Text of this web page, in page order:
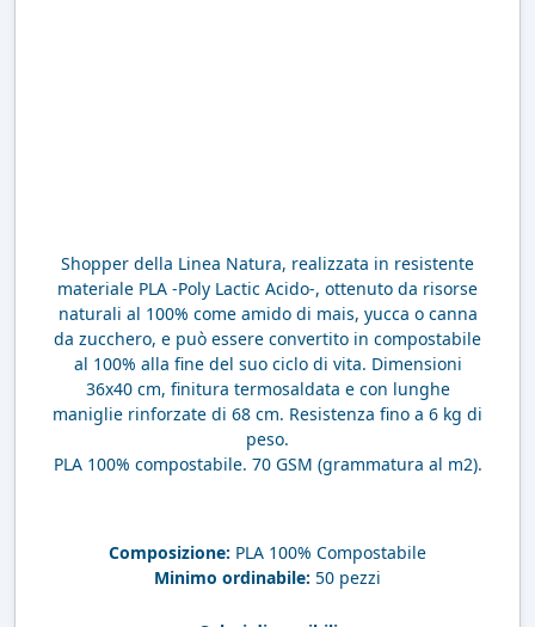
Shopper della Linea Natura, realizzata in resistente
materiale PLA -Poly Lactic Acido-, ottenuto da risorse
naturali al 100% come amido di mais, yucca o canna
da zucchero, e può essere convertito in compostabile
al 100% alla fine del suo ciclo di vita. Dimensioni
36x40 cm, finitura termosaldata e con lunghe
maniglie rinforzate di 68 cm. Resistenza fino a 6 kg di
peso.
PLA 100% compostabile. 70 GSM (grammatura al m2).
Composizione: PLA 100% Compostabile
Minimo ordinabile: 50 pezzi